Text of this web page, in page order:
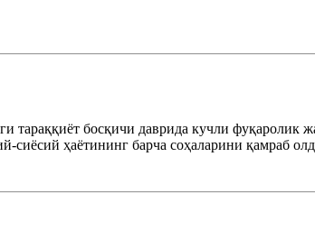
тараққиёт босқичи даврида кучли
сиёсий ҳаётининг барча соҳаларини қамраб